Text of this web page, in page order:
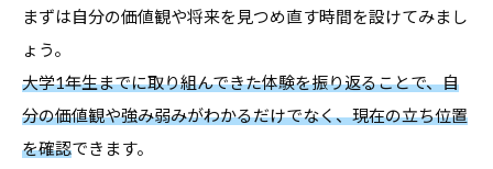
ミ
ナ
ー
まずは自分の価値観や将来を見つめ直す時間を設けてみまし
ょう。
大学1年生までに取り組んできた体験を振り返ることで、自
分の価値観や強み弱みがわかるだけでなく、現在の立ち位置
を確認できます。